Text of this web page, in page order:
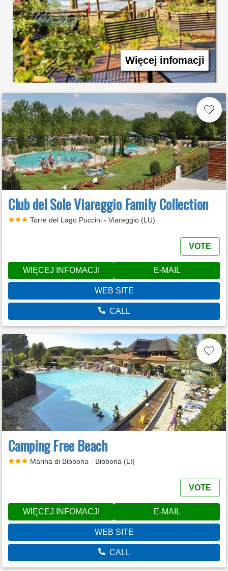
Więcej infomacji
Club del Sole Viareggio Family Collection
Torre del Lago Puccini - Viareggio (LU)
VOTE
WIĘCEJ INFOMACJI E-MAIL
WEB SITE
CALL
Camping Free Beach
Marina di Bibbona - Bibbona (LI)
VOTE
WIĘCEJ INFOMACJI E-MAIL
WEB SITE
CALL